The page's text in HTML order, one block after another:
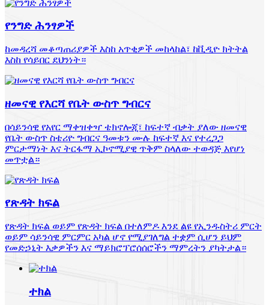
የንግድ ሕንፃዎች
ከመዳረሻ መቆጣጠሪያዎች እስከ አጥቂዎች መከላከል፣ ከቪዲዮ ክትትል
እስከ የሳይበር ደህንነት።
ዘመናዊ የእርሻ የቤት ውስጥ ግብርና
በሳይንሳዊ የአየር ማቀዝቀዣ ቴክኖሎጂ፣ ከፍተኛ ብቃት ያለው ዘመናዊ
የቤት ውስጥ ስቴሪዮ ግብርና ዓመቱን ሙሉ ከፍተኛ እና የተረጋጋ
ምርታማነት እና ትርፋማ ኢኮኖሚያዊ ጥቅም ስላለው ተወዳጅ እየሆነ
መጥቷል።
የጽዳት ክፍል
የጽዳት ክፍል ወይም የጽዳት ክፍል በተለምዶ እንደ ልዩ የኢንዱስትሪ ምርት
ወይም ሳይንሳዊ ምርምር አካል ሆኖ የሚያገለግል ተቋም ሲሆን ይህም
የመድኃኒት እቃዎችን እና ማይክሮፕሮሰሰሮችን ማምረትን ያካትታል።
ተክል